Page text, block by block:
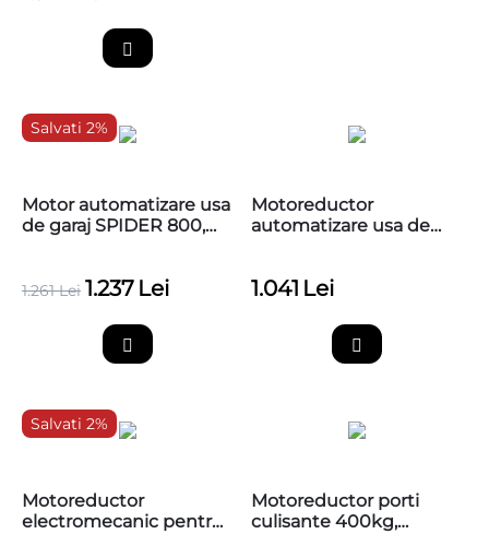
Salvati 2%
Motor automatizare usa
de garaj SPIDER 800,
1.261 Lei 1.237 Lei
Motoreductor
automatizare usa de
1.041 Lei
Salvati 2%
Motoreductor
electromecanic pentru
Motoreductor porti
culisante 400kg,